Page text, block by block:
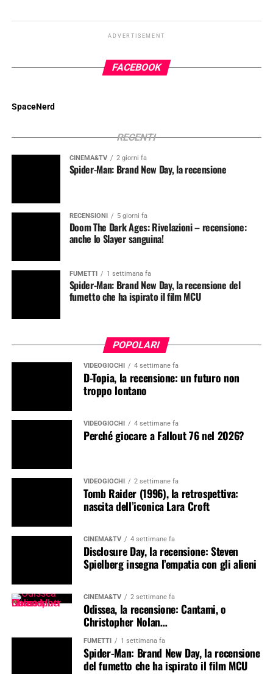
ADVERTISEMENT
FACEBOOK
SpaceNerd
RECENTI
CINEMA&TV 2 giorni fa
Spider-Man: Brand New Day, la recensione
RECENSIONI 5 giorni fa
Doom The Dark Ages: Rivelazioni – recensione:
anche lo Slayer sanguina!
FUMETTI 1 settimana fa
Spider-Man: Brand New Day, la recensione del
fumetto che ha ispirato il film MCU
POPOLARI
VIDEOGIOCHI 4 settimane fa
D-Topia, la recensione: un futuro non
troppo lontano
VIDEOGIOCHI 4 settimane fa
Perché giocare a Fallout 76 nel 2026?
VIDEOGIOCHI 2 settimane fa
Tomb Raider (1996), la retrospettiva:
nascita dell’iconica Lara Croft
CINEMA&TV 4 settimane fa
Disclosure Day, la recensione: Steven
Spielberg insegna l’empatia con gli alieni
CINEMA&TV 2 settimane fa
Odissea, la recensione: Cantami, o
Christopher Nolan…
FUMETTI 1 settimana fa
Spider-Man: Brand New Day, la recensione
del fumetto che ha ispirato il film MCU